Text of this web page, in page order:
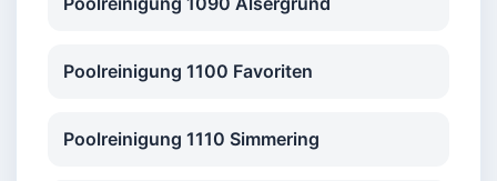
Poolreinigung 1100 Favoriten
Poolreinigung 1110 Simmering